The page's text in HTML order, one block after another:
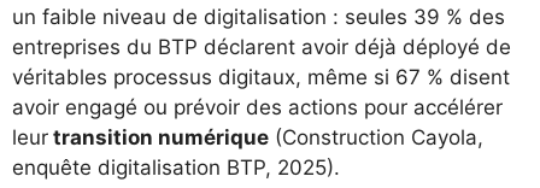
un faible niveau de digitalisation : seules 39 % des
entreprises du BTP déclarent avoir déjà déployé de
véritables processus digitaux, même si 67 % disent
avoir engagé ou prévoir des actions pour accélérer
leur transition numérique (Construction Cayola,
enquête digitalisation BTP, 2025).